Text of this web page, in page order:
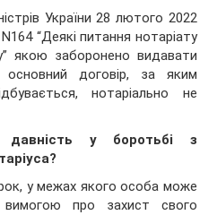
України 28 лютого 2022
“Деякі питання нотаріату
якою заборонено видавати
договір, за яким
нотаріально не
у боротьбі з
у межах якого особа може
про захист свого